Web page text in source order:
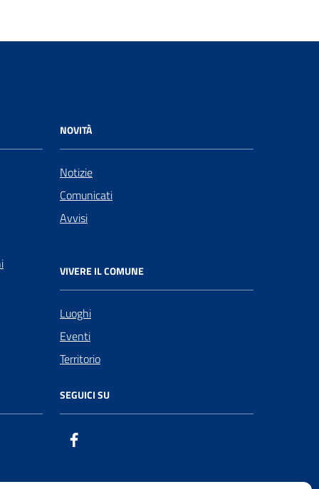
NOVITÀ
Notizie
Comunicati
Avvisi
VIVERE IL COMUNE
Luoghi
Eventi
Territorio
SEGUICI SU